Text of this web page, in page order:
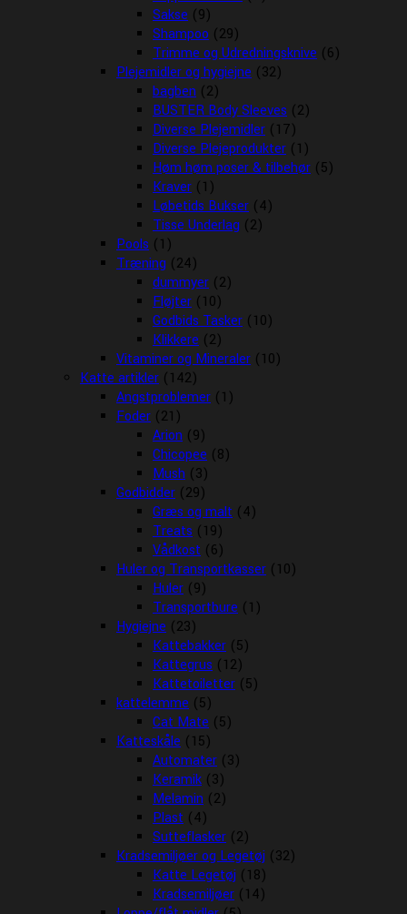
Sakse (9)
Shampoo (29)
Trimme og Udredningsknive (6)
Plejemidler og hygiejne (32)
bagben (2)
BUSTER Body Sleeves (2)
Diverse Plejemidler (17)
Diverse Plejeprodukter (1)
Høm høm poser & tilbehør (5)
Kraver (1)
Løbetids Bukser (4)
Tisse Underlag (2)
Pools (1)
Træning (24)
dummyer (2)
Fløjter (10)
Godbids Tasker (10)
Klikkere (2)
Vitaminer og Mineraler (10)
Katte artikler (142)
Angstproblemer (1)
Foder (21)
Arion (9)
Chicopee (8)
Mush (3)
Godbidder (29)
Græs og malt (4)
Treats (19)
Vådkost (6)
Huler og Transportkasser (10)
Huler (9)
Transportbure (1)
Hygiejne (23)
Kattebakker (5)
Kattegrus (12)
Kattetoiletter (5)
kattelemme (5)
Cat Mate (5)
Katteskåle (15)
Automater (3)
Keramik (3)
Melamin (2)
Plast (4)
Sutteflasker (2)
Kradsemiljøer og Legetøj (32)
Katte Legetøj (18)
Kradsemiljøer (14)